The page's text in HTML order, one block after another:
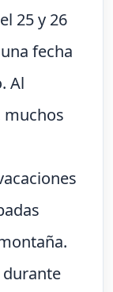
25 y 26
fecha
Al
muchos
durante